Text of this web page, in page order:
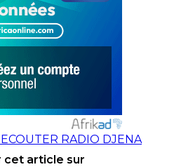
cet article sur